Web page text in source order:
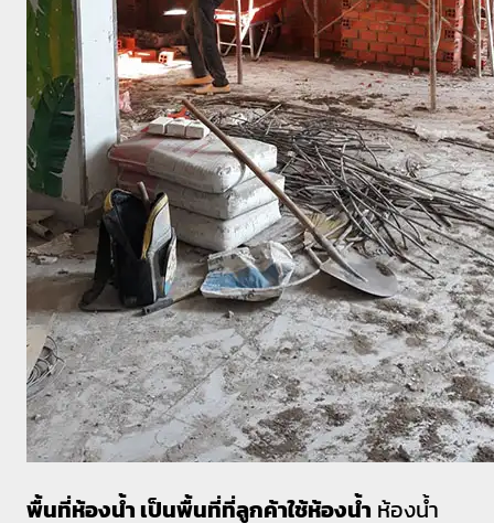
พื้นที่ห้องน้ำ เป็นพื้นที่ที่ลูกค้าใช้ห้องน้ำ ห้องน้ำ